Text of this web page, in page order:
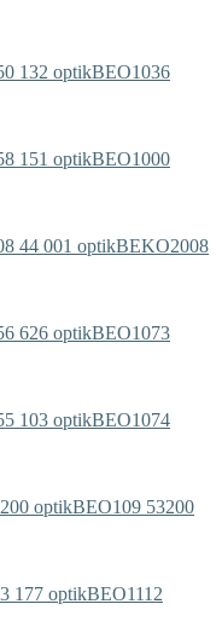
BEO1036
BEO1000
BEKO2008
BEO1073
BEO1074
BEO109 53200
BEO1112